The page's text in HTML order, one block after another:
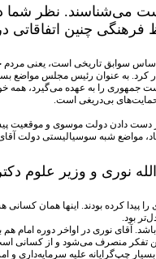
می‌شناسند. نظر شما
چنین اتفاقاتی
سوابق تاریخی است، یعنی مردم
کرد. به عنوان رئیس مجلس مواضع
را به عهده می‌گیرد، همه
بی‌دریغی است.
دادن دولت موسوی و موقعیت
مواضع شبه سوسیالیستی دولت
نوری و وزیر علوم
را پیدا کرده بودند. اینها همان
بود.
آقای نوری در اواخر دوره امام
می‌شود و از کسانی است که معتقد است